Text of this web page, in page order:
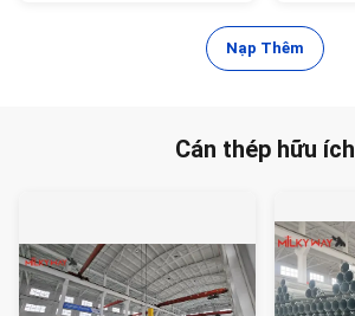
Nạp Thêm
Cán thép hữu ích